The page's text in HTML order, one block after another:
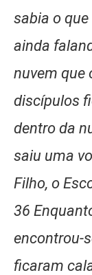
sabia o
ainda
nuvem que
discípulos
dentro da
saiu uma
Filho, o
36
encontrou-
ficaram